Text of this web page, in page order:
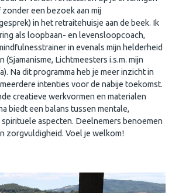
een bezoek aan mij
in het retraitehuisje aan de beek. Ik
als loopbaan- en levensloopcoach,
in evenals mijn helderheid
(Sjamanisme, Lichtmeesters i.s.m. mijn
Na dit programma heb je meer inzicht in
intenties voor de nabije toekomst.
creatieve werkvormen en materialen
biedt een balans tussen mentale,
aspecten. Deelnemers benoemen
zorgvuldigheid. Voel je welkom!